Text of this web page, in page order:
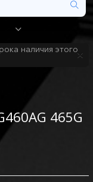
наличия этого
465G